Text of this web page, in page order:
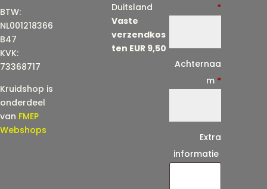
BTW:
NL001218366
B47
KVK:
73368717
Kruidshop is
onderdeel
van FMEP
Webshops
Duitsland
Vaste
verzendkos
ten EUR 9,50
*
Achternaa
m *
Extra
informatie